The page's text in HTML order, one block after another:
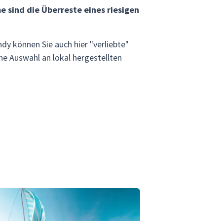
sind die Überreste eines riesigen
können Sie auch hier "verliebte"
Auswahl an lokal hergestellten